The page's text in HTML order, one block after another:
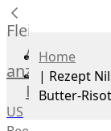
Fleisch
Alle
anzeigen
Rind
US
Home
| Rezept
Butter-